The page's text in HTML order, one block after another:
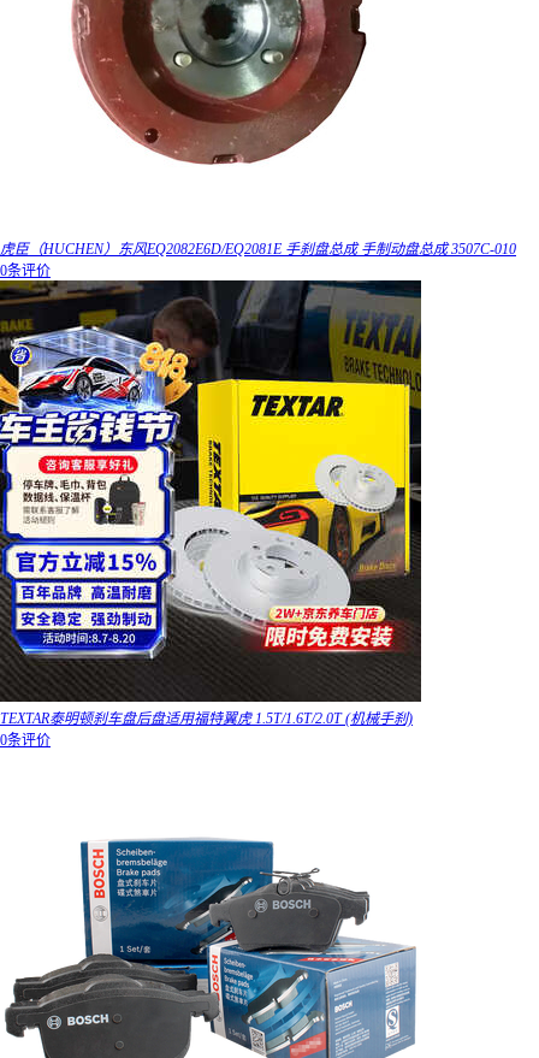
虎臣（HUCHEN）东风EQ2082E6D/EQ2081E 手刹盘总成 手制动盘总成 3507C-010
0条评价
TEXTAR泰明顿刹车盘后盘适用福特翼虎 1.5T/1.6T/2.0T (机械手刹)
0条评价